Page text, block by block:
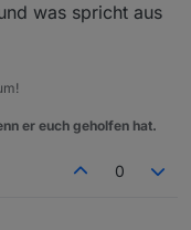
was spricht aus
er euch geholfen hat.
0